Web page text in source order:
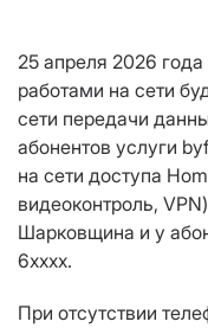
25 апреля 2026
работами на сети
сети передачи
абонентов услуги
на сети доступа
видеоконтроль,
Шарковщина и у
6хххх.
При отсутствии